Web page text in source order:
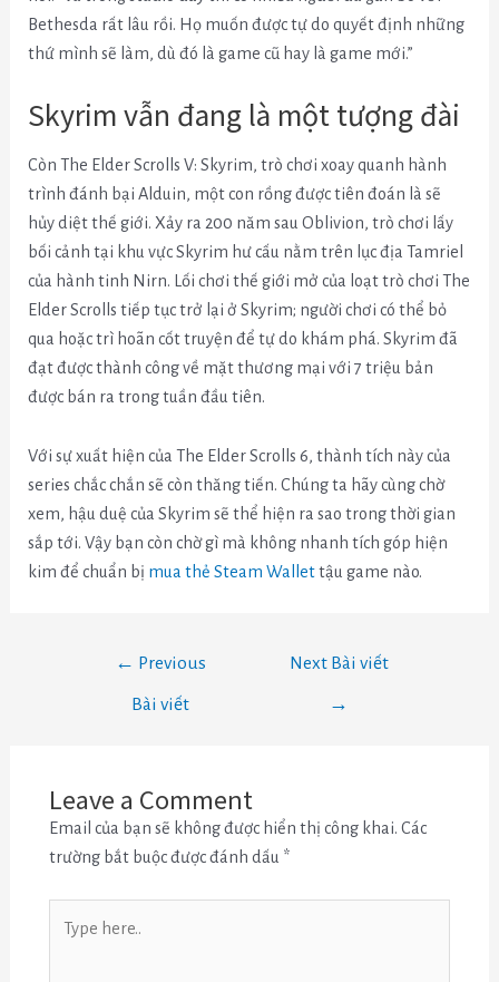
Bethesda rất lâu rồi. Họ muốn được tự do quyết định những
thứ mình sẽ làm, dù đó là game cũ hay là game mới.”
Skyrim vẫn đang là một tượng đài
Còn The Elder Scrolls V: Skyrim, trò chơi xoay quanh hành
trình đánh bại Alduin, một con rồng được tiên đoán là sẽ
hủy diệt thế giới. Xảy ra 200 năm sau Oblivion, trò chơi lấy
bối cảnh tại khu vực Skyrim hư cấu nằm trên lục địa Tamriel
của hành tinh Nirn. Lối chơi thế giới mở của loạt trò chơi The
Elder Scrolls tiếp tục trở lại ở Skyrim; người chơi có thể bỏ
qua hoặc trì hoãn cốt truyện để tự do khám phá. Skyrim đã
đạt được thành công về mặt thương mại với 7 triệu bản
được bán ra trong tuần đầu tiên.
Với sự xuất hiện của The Elder Scrolls 6, thành tích này của
series chắc chắn sẽ còn thăng tiến. Chúng ta hãy cùng chờ
xem, hậu duệ của Skyrim sẽ thể hiện ra sao trong thời gian
sắp tới. Vậy bạn còn chờ gì mà không nhanh tích góp hiện
kim để chuẩn bị mua thẻ Steam Wallettậu game nào.
← Previous
Bài viết
Next Bài viết
→
Leave a Comment
Email của bạn sẽ không được hiển thị công khai. Các
trường bắt buộc được đánh dấu *
here..